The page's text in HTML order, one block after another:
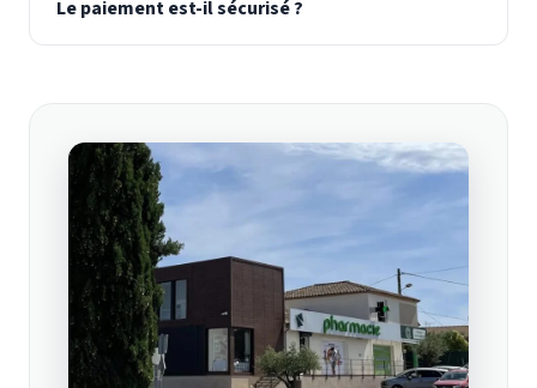
Le paiement est-il sécurisé ?